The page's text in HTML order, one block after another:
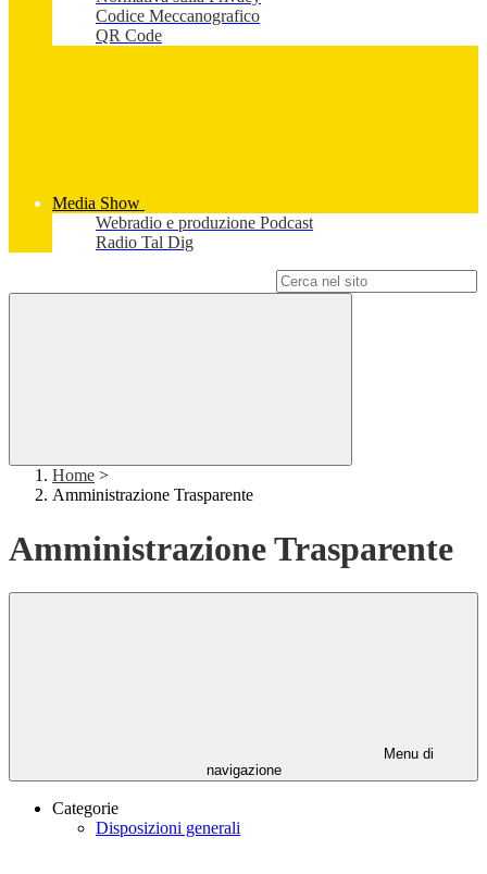
Codice Meccanografico
QR Code
Media Show
Webradio e produzione Podcast
Radio Tal Dig
Home >
Amministrazione Trasparente
Amministrazione Trasparente
Menu di
navigazione
Categorie
Disposizioni generali